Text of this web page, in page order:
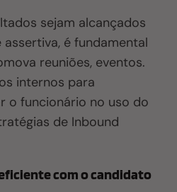
sejam alcançados
é fundamental
reuniões, eventos.
internos para
o funcionário no uso do
de Inbound
com o candidato